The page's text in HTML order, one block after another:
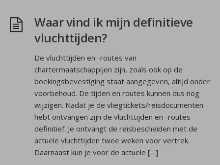
Waar vind ik mijn definitieve
vluchttijden?
De vluchttijden en -routes van
chartermaatschappijen zijn, zoals ook op de
boekingsbevestiging staat aangegeven, altijd onder
voorbehoud. De tijden en routes kunnen dus nog
wijzigen. Nadat je de vliegtickets/reisdocumenten
hebt ontvangen zijn de vluchttijden en -routes
definitief. Je ontvangt de reisbescheiden met de
actuele vluchttijden twee weken voor vertrek.
Daarnaast kun je voor de actuele […]